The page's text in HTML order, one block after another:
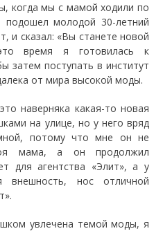
когда мы с мамой ходили по
молодой 30-летний
и сказал: «Вы станете новой
время я готовилась к
затем поступать в институт
от мира высокой моды.
наверняка какая-то новая
на улице, но у него вряд
потому что мне он не
мама, а он продолжил
для агентства «Элит», а у
внешность, нос отличной
увлечена темой моды, я